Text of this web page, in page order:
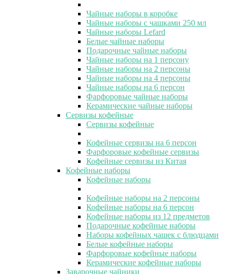
Чайные наборы в коробке
Чайные наборы с чашками 250 мл
Чайные наборы Lefard
Белые чайные наборы
Подарочные чайные наборы
Чайные наборы на 1 персону
Чайные наборы на 2 персоны
Чайные наборы на 4 персоны
Чайные наборы на 6 персон
Фарфоровые чайные наборы
Керамические чайные наборы
Сервизы кофейные
Сервизы кофейные
Кофейные сервизы на 6 персон
Фарфоровые кофейные сервизы
Кофейные сервизы из Китая
Кофейные наборы
Кофейные наборы
Кофейные наборы на 2 персоны
Кофейные наборы на 6 персон
Кофейные наборы из 12 предметов
Подарочные кофейные наборы
Наборы кофейных чашек с блюдцами
Белые кофейные наборы
Фарфоровые кофейные наборы
Керамические кофейные наборы
Заварочные чайники